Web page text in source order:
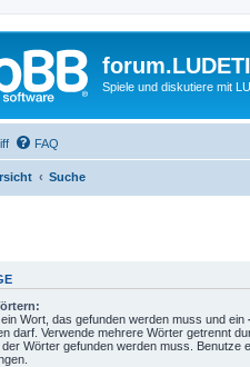
Spiele und diskutiere mit
FAQ
Suche
Wort, das gefunden werden muss und ein
darf. Verwende mehrere Wörter getrennt
Wörter gefunden werden muss. Benutze